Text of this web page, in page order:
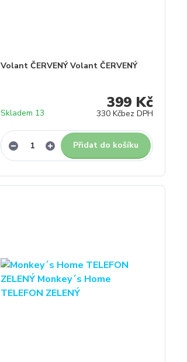
Volant ČERVENÝ Volant ČERVENÝ
399 Kč
330 Kčbez DPH
Skladem 13
Přidat do košíku